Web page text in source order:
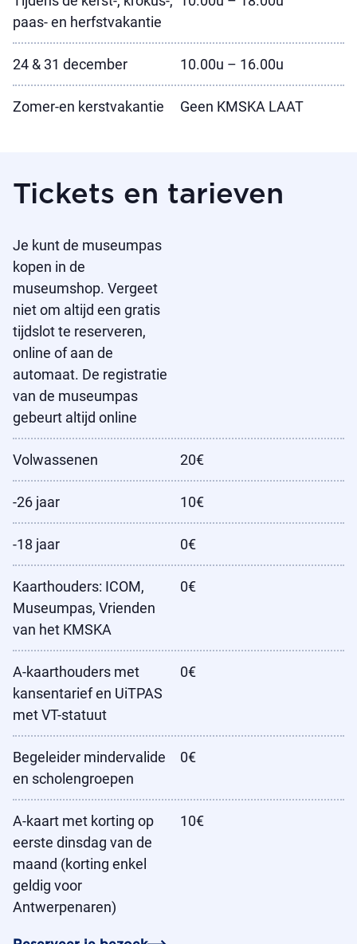
paas- en herfstvakantie
24 & 31 december 10.00u – 16.00u
Zomer-en kerstvakantie Geen KMSKA LAAT
Tickets en tarieven
Je kunt de museumpas
kopen in de
museumshop. Vergeet
niet om altijd een gratis
tijdslot te reserveren,
online of aan de
automaat. De registratie
van de museumpas
gebeurt altijd online
Volwassenen 20€
-26 jaar 10€
-18 jaar 0€
Kaarthouders: ICOM,
Museumpas, Vrienden
van het KMSKA
0€
A-kaarthouders met
kansentarief en UiTPAS
met VT-statuut
0€
Begeleider mindervalide
en scholengroepen
0€
A-kaart met korting op
eerste dinsdag van de
maand (korting enkel
geldig voor
Antwerpenaren)
10€